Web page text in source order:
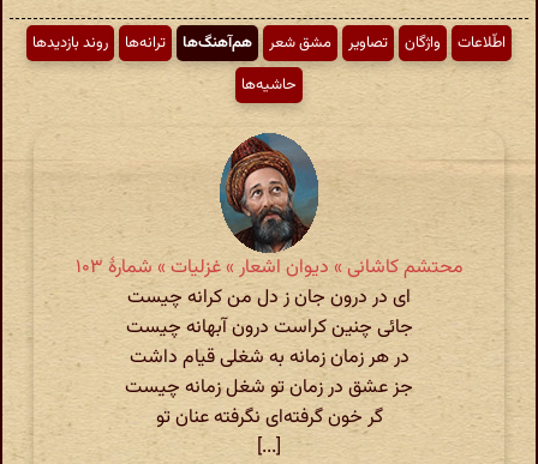
اطّلاعات واژگان تصاویر مشق شعر هم‌آهنگ‌ها ترانه‌ها
روند بازدیدها
حاشیه‌ها
محتشم کاشانی » دیوان اشعار » غزلیات » شمارهٔ ۱۰۳
ای در درون جان ز دل من کرانه چیست
جائی چنین کراست درون آبهانه چیست
در هر زمان زمانه به شغلی قیام داشت
جز عشق در زمان تو شغل زمانه چیست
گر خون گرفته‌ای نگرفته عنان تو
[...]